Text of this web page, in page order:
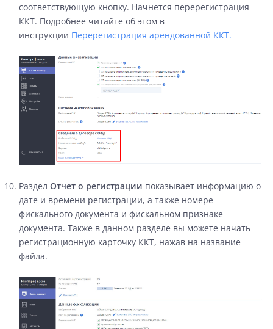
соответствующую кнопку. Начнется перерегистрация
ККТ. Подробнее читайте об этом в
инструкции Перерегистрация арендованной ККТ.
Раздел Отчет о регистрации показывает информацию о
дате и времени регистрации, а также номере
фискального документа и фискальном признаке
документа. Также в данном разделе вы можете начать
регистрационную карточку ККТ, нажав на название
файла.